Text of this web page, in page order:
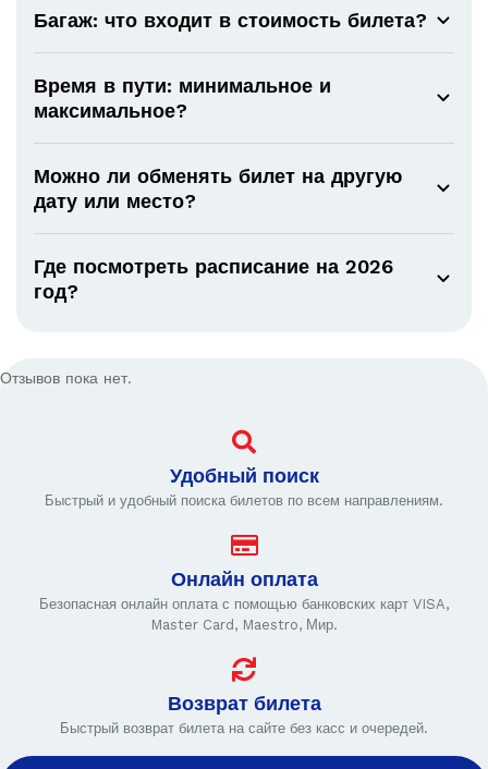
Багаж: что входит в стоимость билета?
Время в пути: минимальное и
максимальное?
Можно ли обменять билет на другую
дату или место?
Где посмотреть расписание на 2026
год?
Отзывов пока нет.
Удобный поиск
Быстрый и удобный поиска билетов по всем направлениям.
Онлайн оплата
Безопасная онлайн оплата с помощью банковских карт VISA,
Master Card, Maestro, Мир.
Возврат билета
Быстрый возврат билета на сайте без касс и очередей.